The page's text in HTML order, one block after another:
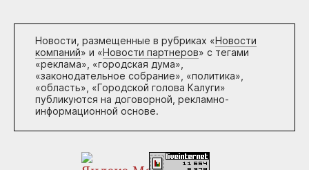
Новости, размещенные в рубриках «Новости
компаний» и «Новости партнеров» с тегами
«реклама», «городская дума»,
«законодательное собрание», «политика»,
«область», «Городской голова Калуги»
публикуются на договорной, рекламно-
информационной основе.